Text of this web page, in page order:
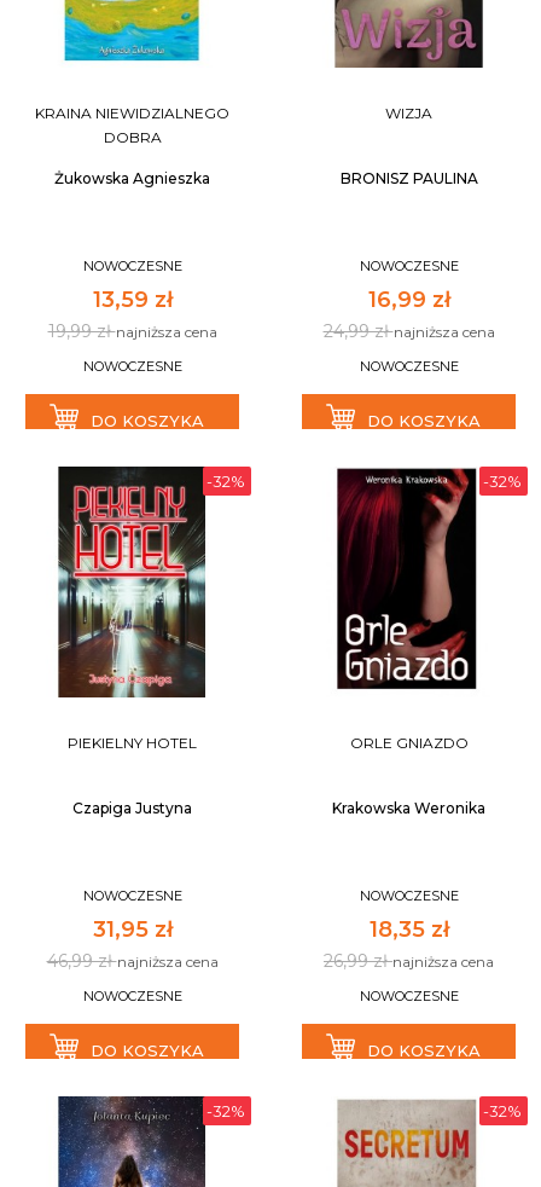
KRAINA NIEWIDZIALNEGO
DOBRA
Żukowska Agnieszka
NOWOCZESNE
13,59 zł
19,99 złnajniższa cena
NOWOCZESNE
DO KOSZYKA
WIZJA
BRONISZ PAULINA
NOWOCZESNE
16,99 zł
24,99 złnajniższa cena
NOWOCZESNE
DO KOSZYKA
-32%
PIEKIELNY HOTEL
Czapiga Justyna
NOWOCZESNE
31,95 zł
46,99 złnajniższa cena
NOWOCZESNE
DO KOSZYKA
-32%
ORLE GNIAZDO
Krakowska Weronika
NOWOCZESNE
18,35 zł
26,99 złnajniższa cena
NOWOCZESNE
DO KOSZYKA
-32% -32%